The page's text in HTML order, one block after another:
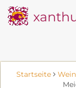
Startseite Wein